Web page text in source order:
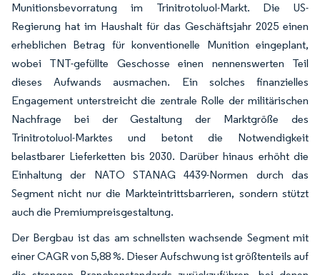
Munitionsbevorratung im Trinitrotoluol-Markt. Die US-
Regierung hat im Haushalt für das Geschäftsjahr 2025 einen
erheblichen Betrag für konventionelle Munition eingeplant,
wobei TNT-gefüllte Geschosse einen nennenswerten Teil
dieses Aufwands ausmachen. Ein solches finanzielles
Engagement unterstreicht die zentrale Rolle der militärischen
Nachfrage bei der Gestaltung der Marktgröße des
Trinitrotoluol-Marktes und betont die Notwendigkeit
belastbarer Lieferketten bis 2030. Darüber hinaus erhöht die
Einhaltung der NATO STANAG 4439-Normen durch das
Segment nicht nur die Markteintrittsbarrieren, sondern stützt
auch die Premiumpreisgestaltung.
Der Bergbau ist das am schnellsten wachsende Segment mit
einer CAGR von 5,88 %. Dieser Aufschwung ist größtenteils auf